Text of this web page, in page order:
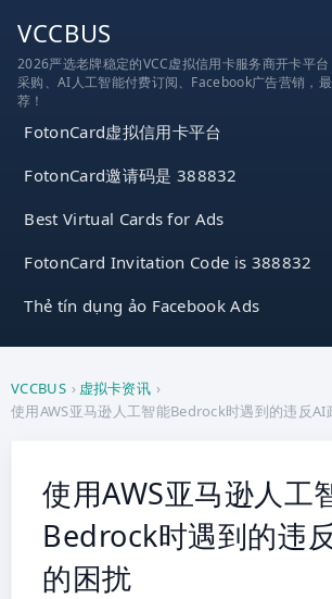
VCCBUS
2026严选老牌稳定的VCC虚拟信用卡服务商开卡平
采购、AI人工智能付费订阅、Facebook广告营销，
荐！
FotonCard虚拟信用卡平台
FotonCard邀请码是 388832
Best Virtual Cards for Ads
FotonCard Invitation Code is 388832
Thẻ tín dụng ảo Facebook Ads
VCCBUS › 虚拟卡资讯 ›
使用AWS亚马逊人工智能Bedrock时遇到的违反AI
使用AWS亚马逊人工
Bedrock时遇到的违
的困扰